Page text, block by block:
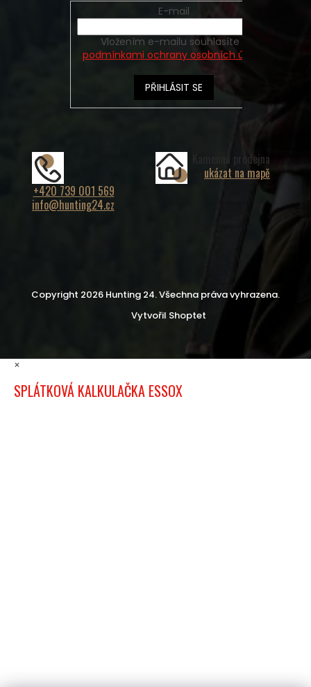
E-mail
podmínkami ochrany osobních údajů
PŘIHLÁSIT SE
+420 739 001 569
info@hunting24.cz
Kamenná prodejna
ukázat na mapě
Vytvořil Shoptet
Copyright 2026 Hunting 24. Všechna práva vyhrazena.
×
SPLÁTKOVÁ KALKULAČKA ESSOX